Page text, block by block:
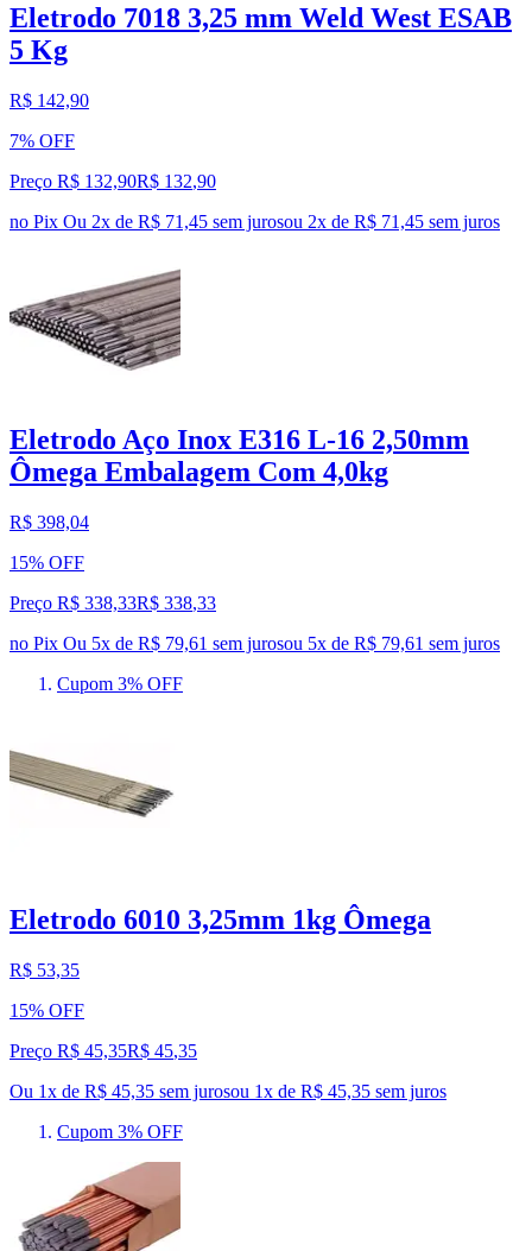
Eletrodo 7018 3,25 mm Weld West ESAB
5 Kg
R$ 142,90
7% OFF
Preço R$ 132,90R$ 132,90
no Pix Ou 2x de R$ 71,45 sem jurosou 2x de R$ 71,45 sem juros
Eletrodo Aço Inox E316 L-16 2,50mm
Ômega Embalagem Com 4,0kg
R$ 398,04
15% OFF
Preço R$ 338,33R$ 338,33
no Pix Ou 5x de R$ 79,61 sem jurosou 5x de R$ 79,61 sem juros
Cupom 3% OFF
Eletrodo 6010 3,25mm 1kg Ômega
R$ 53,35
15% OFF
Preço R$ 45,35R$ 45,35
Ou 1x de R$ 45,35 sem jurosou 1x de R$ 45,35 sem juros
Cupom 3% OFF